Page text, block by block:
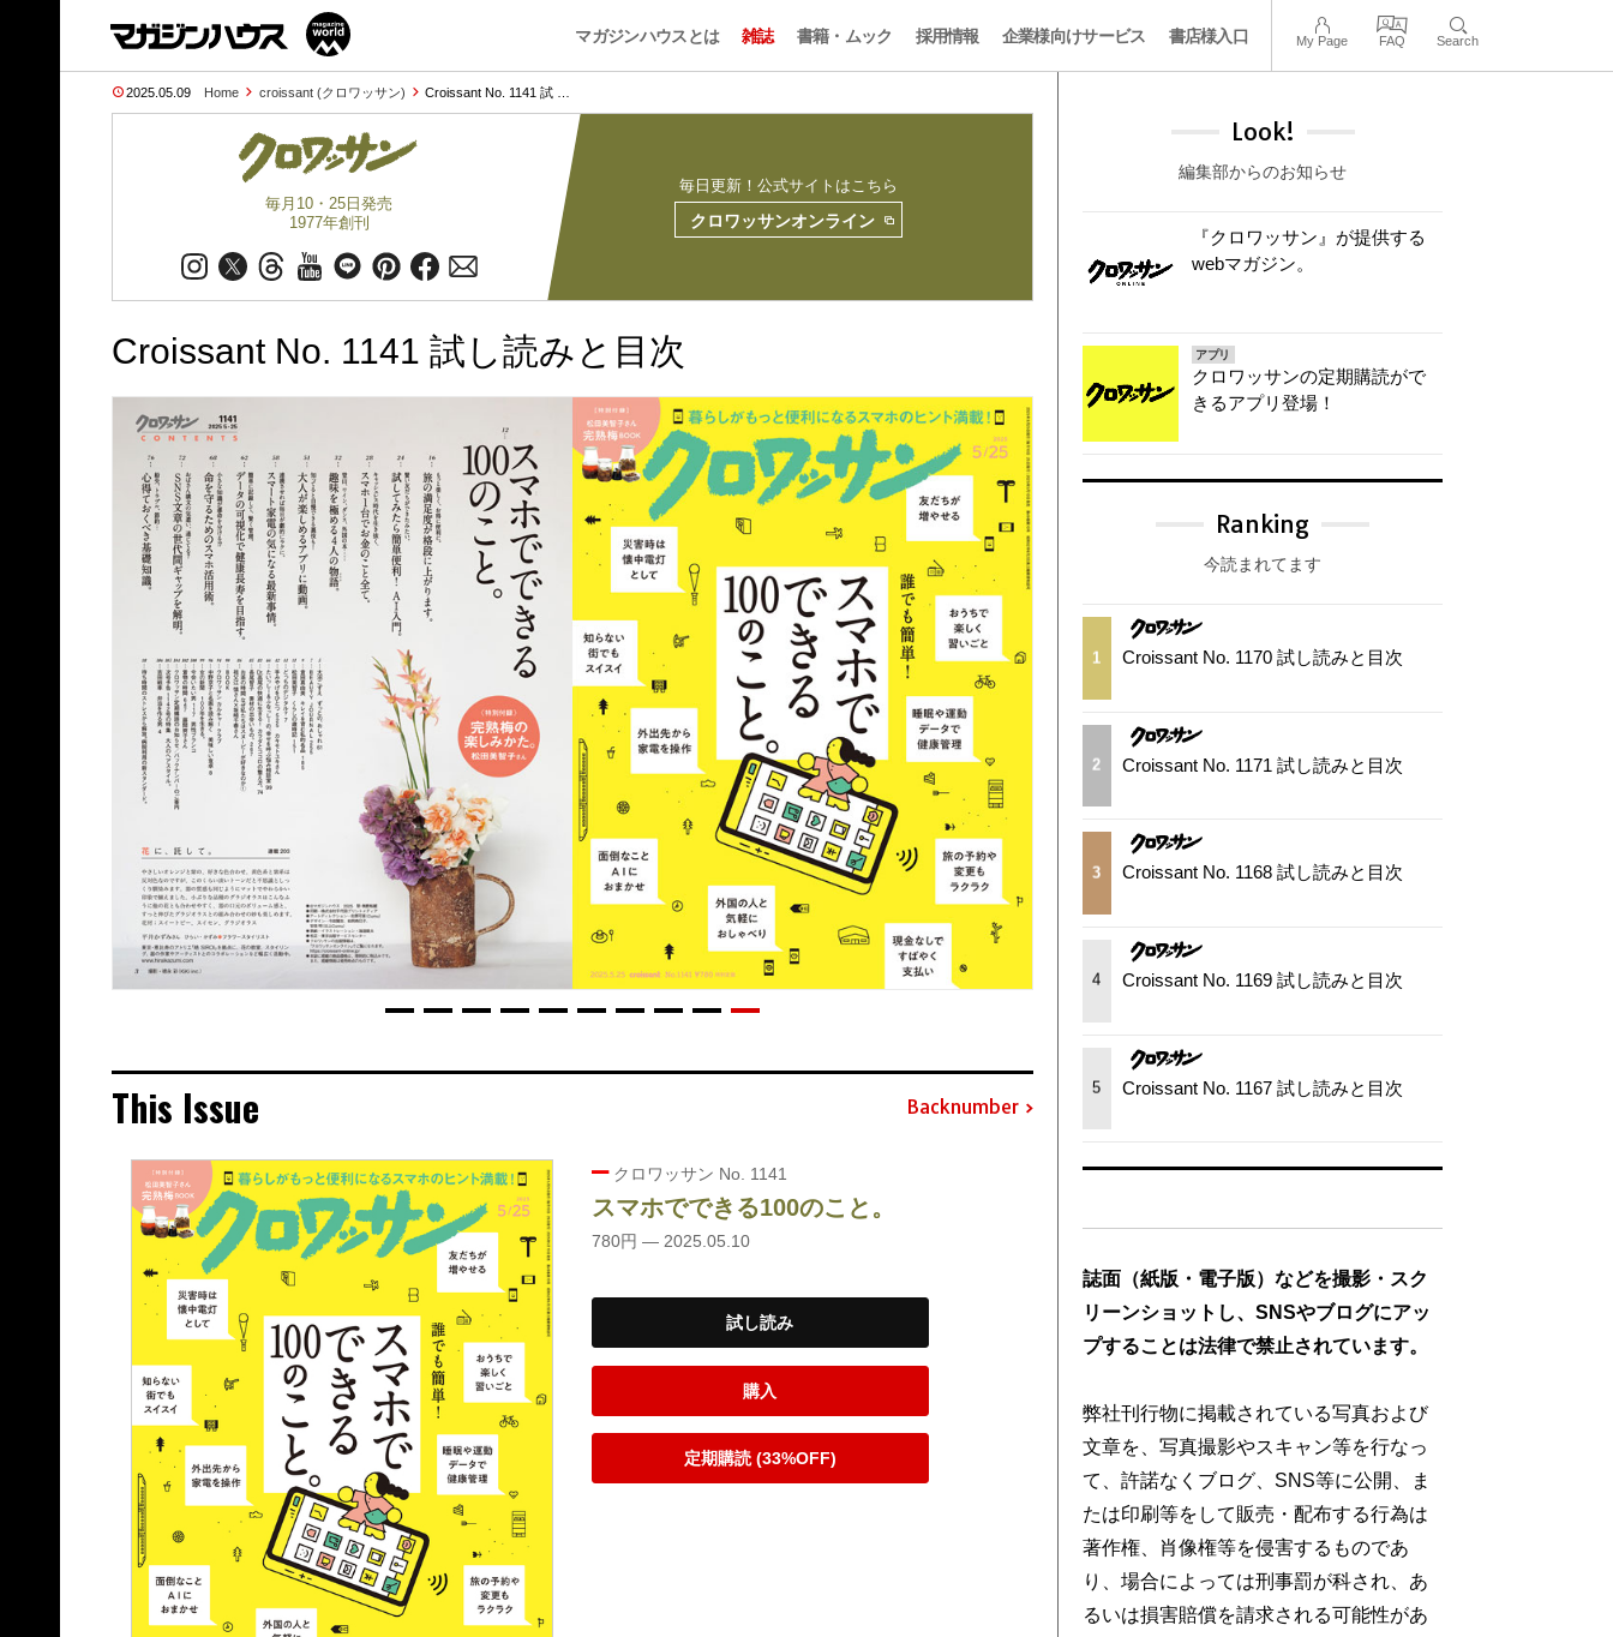
マガジンハウスとは 雑誌 書籍・ムック 採用情報 企業様向けサービス 書店様入口 My Page FAQ Search
2025.05.09 Home croissant (クロワッサン) Croissant No. 1141 試 …
毎月10・25日発売
1977年創刊
毎日更新！公式サイトはこちら
クロワッサンオンライン
Croissant No. 1141 試し読みと目次
This Issue Backnumber
クロワッサン No. 1141
スマホでできる100のこと。
780円 — 2025.05.10
試し読み
購入
定期購読 (33%OFF)
Look!
編集部からのお知らせ
『クロワッサン』が提供する
webマガジン。
アプリ
クロワッサンの定期購読がで
きるアプリ登場！
Ranking
今読まれてます
1 Croissant No. 1170 試し読みと目次
2 Croissant No. 1171 試し読みと目次
3 Croissant No. 1168 試し読みと目次
4 Croissant No. 1169 試し読みと目次
5 Croissant No. 1167 試し読みと目次
誌面（紙版・電子版）などを撮影・スク
リーンショットし、SNSやブログにアッ
プすることは法律で禁止されています。
弊社刊行物に掲載されている写真および
文章を、写真撮影やスキャン等を行なっ
て、許諾なくブログ、SNS等に公開、ま
たは印刷等をして販売・配布する行為は
著作権、肖像権等を侵害するものであ
り、場合によっては刑事罰が科され、あ
るいは損害賠償を請求される可能性があ